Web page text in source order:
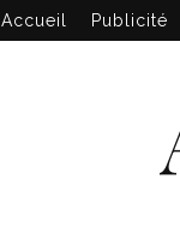
Accueil Publicité